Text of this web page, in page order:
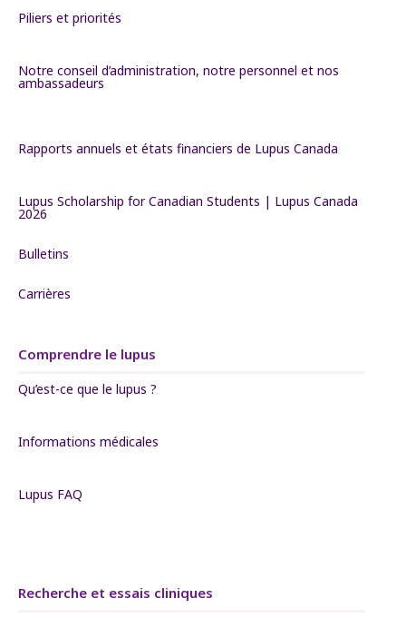
Piliers et priorités
Notre conseil d’administration, notre personnel et nos
ambassadeurs
Rapports annuels et états financiers de Lupus Canada
Lupus Scholarship for Canadian Students | Lupus Canada
2026
Bulletins
Carrières
Comprendre le lupus
Qu’est-ce que le lupus ?
Informations médicales
Lupus FAQ
Recherche et essais cliniques